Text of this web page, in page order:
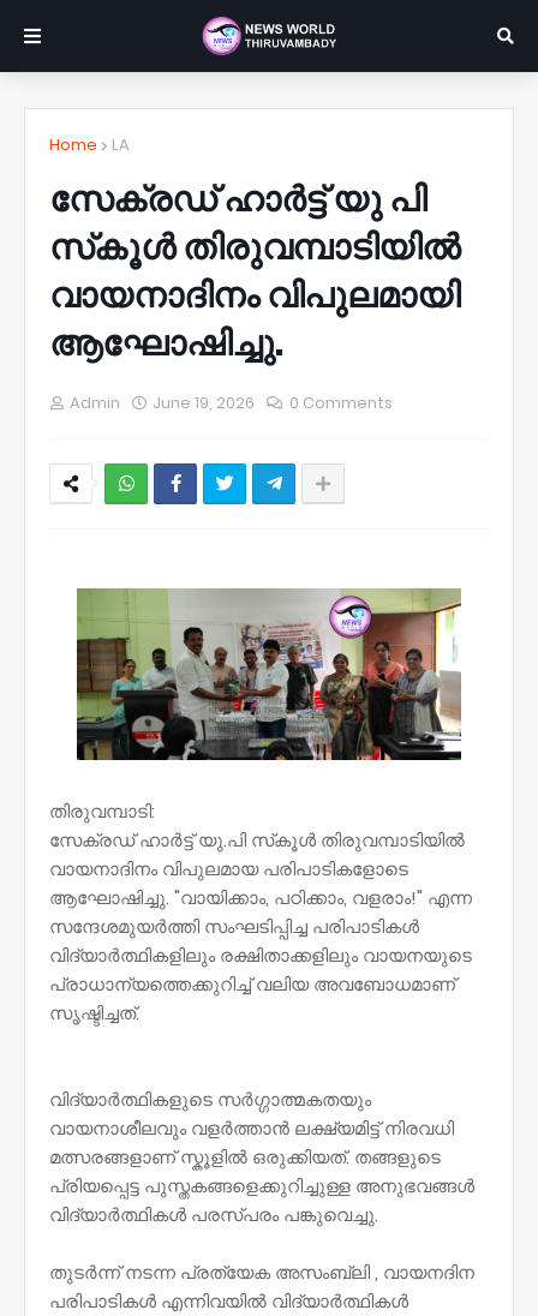
Home LA
സേക്രഡ് ഹാർട്ട് യു പി
സ്‌കൂൾ തിരുവമ്പാടിയിൽ
വായനാദിനം വിപുലമായി
ആഘോഷിച്ചു.
Admin June 19, 2026 0 Comments
തിരുവമ്പാടി:
സേക്രഡ് ഹാർട്ട് യു.പി സ്‌കൂൾ തിരുവമ്പാടിയിൽ
വായനാദിനം വിപുലമായ പരിപാടികളോടെ
ആഘോഷിച്ചു. "വായിക്കാം, പഠിക്കാം, വളരാം!" എന്ന
സന്ദേശമുയർത്തി സംഘടിപ്പിച്ച പരിപാടികൾ
വിദ്യാർത്ഥികളിലും രക്ഷിതാക്കളിലും വായനയുടെ
പ്രാധാന്യത്തെക്കുറിച്ച് വലിയ അവബോധമാണ്
സൃഷ്ടിച്ചത്.
വിദ്യാർത്ഥികളുടെ സർഗ്ഗാത്മകതയും
വായനാശീലവും വളർത്താൻ ലക്ഷ്യമിട്ട് നിരവധി
മത്സരങ്ങളാണ് സ്കൂളിൽ ഒരുക്കിയത്. തങ്ങളുടെ
പ്രിയപ്പെട്ട പുസ്തകങ്ങളെക്കുറിച്ചുള്ള അനുഭവങ്ങൾ
വിദ്യാർത്ഥികൾ പരസ്പരം പങ്കുവെച്ചു.
തുടർന്ന് നടന്ന പ്രത്യേക അസംബ്ലി , വായനദിന
പരിപാടികൾ എന്നിവയിൽ വിദ്യാർത്ഥികൾ